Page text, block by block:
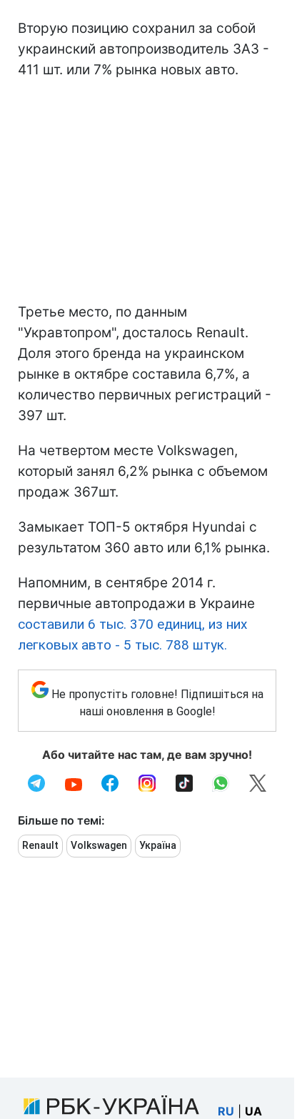
Вторую позицию сохранил за собой
украинский автопроизводитель ЗАЗ -
411 шт. или 7% рынка новых авто.
Третье место, по данным
"Укравтопром", досталось Renault.
Доля этого бренда на украинском
рынке в октябре составила 6,7%, а
количество первичных регистраций -
397 шт.
На четвертом месте Volkswagen,
который занял 6,2% рынка с объемом
продаж 367шт.
Замыкает ТОП-5 октября Hyundai с
результатом 360 авто или 6,1% рынка.
Напомним, в сентябре 2014 г.
первичные автопродажи в Украине
составили 6 тыс. 370 единиц, из них
легковых авто - 5 тыс. 788 штук.
Не пропустіть головне! Підпишіться на
наші оновлення в Google!
Або читайте нас там, де вам зручно!
Більше по темі:
Renault Volkswagen Україна
RU UA